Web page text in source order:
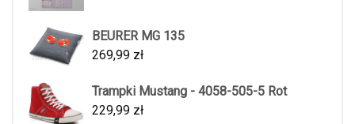
BEURER MG 135
269,99 zł
Trampki Mustang - 4058-505-5 Rot
229,99 zł